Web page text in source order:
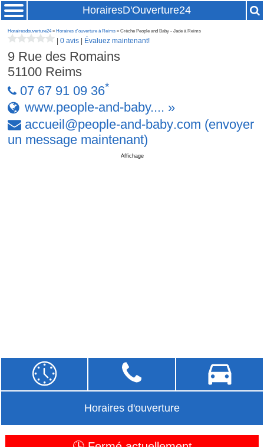
HorairesD'Ouverture24
Horairesdouverture24» Horaires d'ouverture à Reims » Crèche People and Baby - Jade à Reims
|0 avis Évaluez maintenant!
9 Rue des Romains
51100 Reims
07 67 91 09 36*
www.people-and-baby.... »
accueil@people-and-baby.com (envoyer
un message maintenant)
Affichage
Horaires d'ouverture